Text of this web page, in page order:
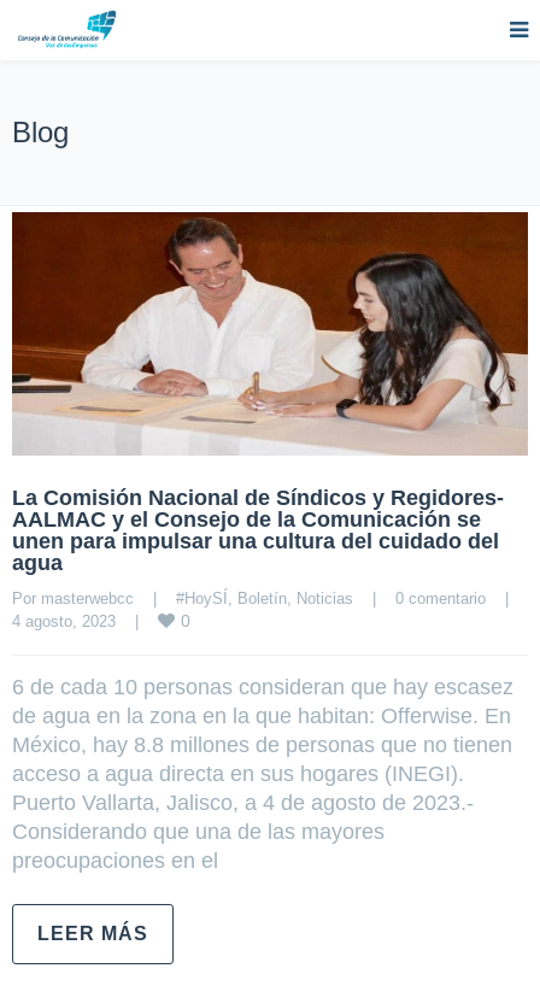
Blog
La Comisión Nacional de Síndicos y Regidores-
AALMAC y el Consejo de la Comunicación se
unen para impulsar una cultura del cuidado del
agua
Por masterwebcc | #HoySÍ Boletín Noticias | 0 comentario
|
4 agosto, 2023 | 0
6 de cada 10 personas consideran que hay escasez
de agua en la zona en la que habitan: Offerwise. En
México, hay 8.8 millones de personas que no tienen
acceso a agua directa en sus hogares (INEGI).
Puerto Vallarta, Jalisco, a 4 de agosto de 2023.-
Considerando que una de las mayores
preocupaciones en el
LEER MÁS